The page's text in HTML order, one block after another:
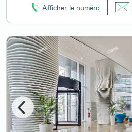
Afficher le numéro